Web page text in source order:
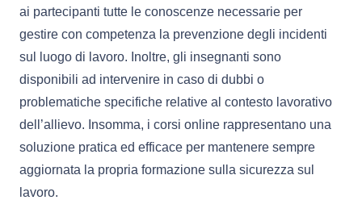
ai partecipanti tutte le conoscenze necessarie per
gestire con competenza la prevenzione degli incidenti
sul luogo di lavoro. Inoltre, gli insegnanti sono
disponibili ad intervenire in caso di dubbi o
problematiche specifiche relative al contesto lavorativo
dell’allievo. Insomma, i corsi online rappresentano una
soluzione pratica ed efficace per mantenere sempre
aggiornata la propria formazione sulla sicurezza sul
lavoro.